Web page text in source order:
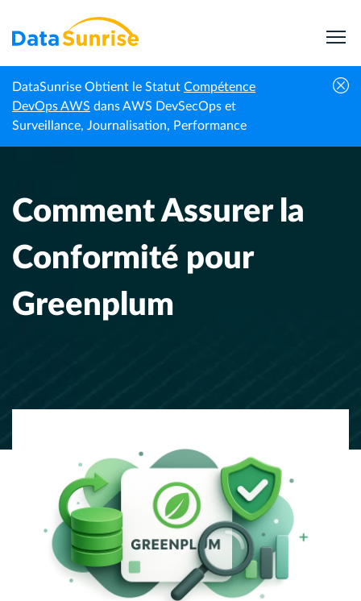
DataSunrise Obtient le Statut Compétence
DevOps AWS dans AWS DevSecOps et
Surveillance, Journalisation, Performance
Accueil
Centre de
connaissances
Comment Assurer la Conformité pour
Greenplum
Comment Assurer la
Conformité pour
Greenplum